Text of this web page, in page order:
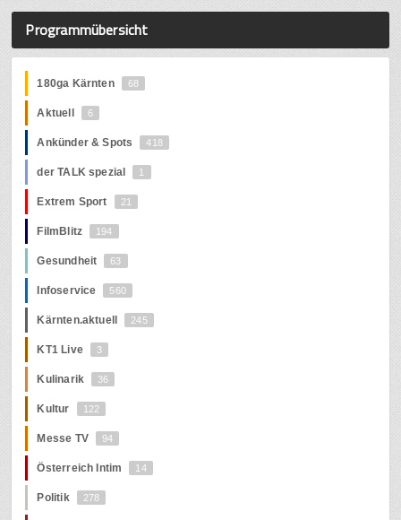
Programmübersicht
180ga Kärnten 68
Aktuell 6
Ankünder & Spots 418
der TALK spezial 1
Extrem Sport 21
FilmBlitz 194
Gesundheit 63
Infoservice 560
Kärnten.aktuell 245
KT1 Live 3
Kulinarik 36
Kultur 122
Messe TV 94
Österreich Intim 14
Politik 278